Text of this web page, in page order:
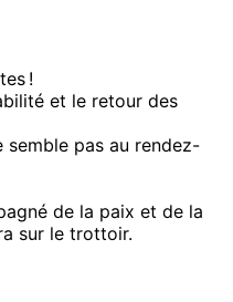
!
et le retour des
semble pas au rendez-
de la paix et de la
sur le trottoir.